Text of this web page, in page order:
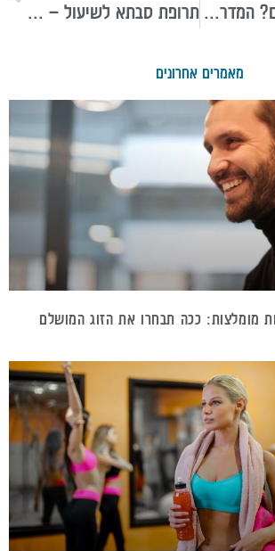
איך לכבס בגד ים? המדריך השלם לשמירה על הבד והצבע
תרופת סבתא לשיעול – פתרונות טבעיים ויעילים לכל סוג שיעול
מאמרים אחרונים
מומלצות: ככה תבחרו את הזוג המושלם